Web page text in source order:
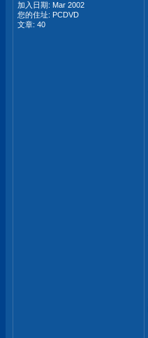
加入日期: Mar 2002
您的住址: PCDVD
文章: 40